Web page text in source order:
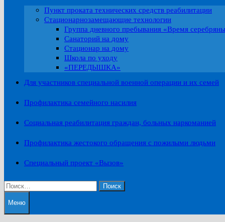
Пункт проката технических средств реабилитации
Стационарнозамещающие технологии
Группа дневного пребывания «Время
Санаторий на дому
Стационар на дому
Школа по уходу
«ПЕРЕДЫШКА»
Для участников специальной военной операции и их семей
Профилактика семейного насилия
Социальная реабилитация граждан, больных наркоманией
Профилактика жестокого обращения с пожилыми людьми
Специальный проект «Вызов»
Найти:
Меню